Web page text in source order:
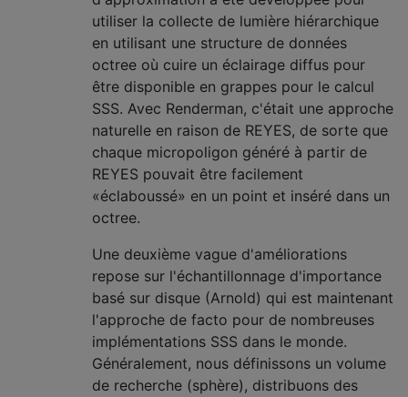
utiliser la collecte de lumière hiérarchique
en utilisant une structure de données
octree où cuire un éclairage diffus pour
être disponible en grappes pour le calcul
SSS. Avec Renderman, c'était une approche
naturelle en raison de REYES, de sorte que
chaque micropoligon généré à partir de
REYES pouvait être facilement
«éclaboussé» en un point et inséré dans un
octree.
Une deuxième vague d'améliorations
repose sur l'échantillonnage d'importance
basé sur disque (Arnold) qui est maintenant
l'approche de facto pour de nombreuses
implémentations SSS dans le monde.
Généralement, nous définissons un volume
de recherche (sphère), distribuons des